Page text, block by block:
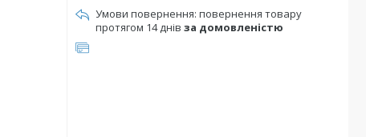
повернення товару
протягом 14 днів за домовленістю